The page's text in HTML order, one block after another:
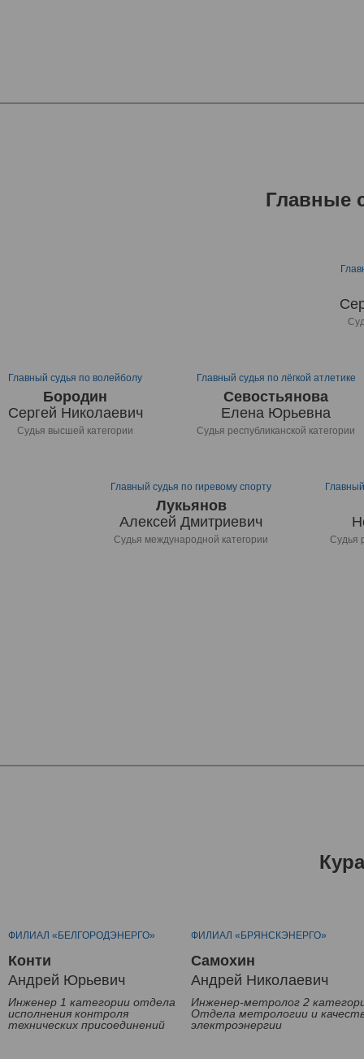
Главные
Главный судья по волейболу
Бородин
Сергей Николаевич
Судья высшей категории
Главный судья по лёгкой атлетике
Севостьянова
Елена Юрьевна
Судья республиканской категории
Главный судья по гиревому спорту
Лукьянов
Алексей Дмитриевич
Судья международной категории Судья
ФИЛИАЛ «БЕЛГОРОДЭНЕРГО»
Конти
Андрей Юрьевич
Инженер 1 категории отдела
исполнения контроля
технических присоединений
ФИЛИАЛ «БРЯНСКЭНЕРГО»
Самохин
Андрей Николаевич
Инженер-метролог 2
Отдела метрологии и
электроэнергии